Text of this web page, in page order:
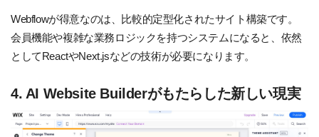
Webflowが得意なのは、比較的定型化されたサイト構築です。
会員機能や複雑な業務ロジックを持つシステムになると、依然
としてReactやNext.jsなどの技術が必要になります。
4. AI Website Builderがもたらした新しい現実